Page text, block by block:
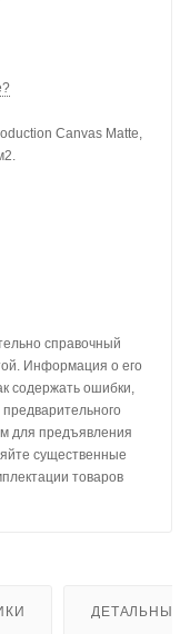
Canvas Matte,
справочный
Информация о его
содержать ошибки,
для предъявления
существенные
товаров
ДЕТАЛЬНЫЕ